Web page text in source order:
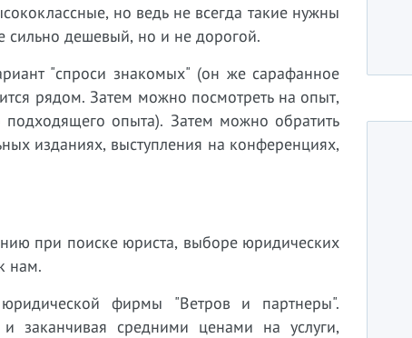
но ведь не всегда такие нужны
сильно дешевый, но и не дорогой.
"спроси знакомых" (он же сарафанное
рядом. Затем можно посмотреть на опыт,
подходящего опыта). Затем можно обратить
изданиях, выступления на конференциях,
при поиске юриста, выборе юридических
нам.
фирмы "Ветров и партнеры".
заканчивая средними ценами на услуги,